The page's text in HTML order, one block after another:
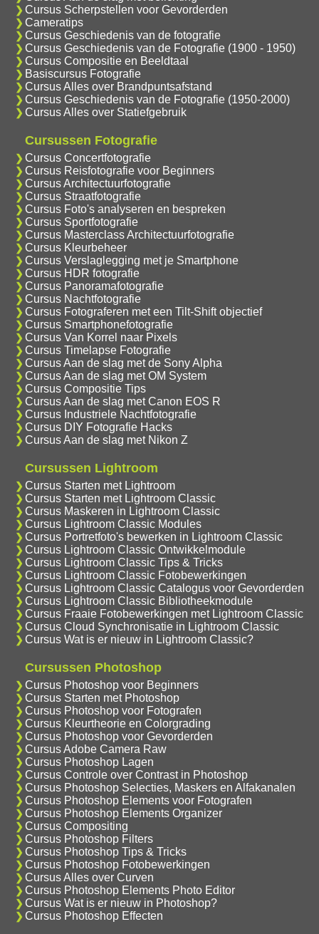
Cursus Scherpstellen voor Gevorderden
Cameratips
Cursus Geschiedenis van de fotografie
Cursus Geschiedenis van de Fotografie (1900 - 1950)
Cursus Compositie en Beeldtaal
Basiscursus Fotografie
Cursus Alles over Brandpuntsafstand
Cursus Geschiedenis van de Fotografie (1950-2000)
Cursus Alles over Statiefgebruik
Cursussen Fotografie
Cursus Concertfotografie
Cursus Reisfotografie voor Beginners
Cursus Architectuurfotografie
Cursus Straatfotografie
Cursus Foto's analyseren en bespreken
Cursus Sportfotografie
Cursus Masterclass Architectuurfotografie
Cursus Kleurbeheer
Cursus Verslaglegging met je Smartphone
Cursus HDR fotografie
Cursus Panoramafotografie
Cursus Nachtfotografie
Cursus Fotograferen met een Tilt-Shift objectief
Cursus Smartphonefotografie
Cursus Van Korrel naar Pixels
Cursus Timelapse Fotografie
Cursus Aan de slag met de Sony Alpha
Cursus Aan de slag met OM System
Cursus Compositie Tips
Cursus Aan de slag met Canon EOS R
Cursus Industriele Nachtfotografie
Cursus DIY Fotografie Hacks
Cursus Aan de slag met Nikon Z
Cursussen Lightroom
Cursus Starten met Lightroom
Cursus Starten met Lightroom Classic
Cursus Maskeren in Lightroom Classic
Cursus Lightroom Classic Modules
Cursus Portretfoto's bewerken in Lightroom Classic
Cursus Lightroom Classic Ontwikkelmodule
Cursus Lightroom Classic Tips & Tricks
Cursus Lightroom Classic Fotobewerkingen
Cursus Lightroom Classic Catalogus voor Gevorderden
Cursus Lightroom Classic Bibliotheekmodule
Cursus Fraaie Fotobewerkingen met Lightroom Classic
Cursus Cloud Synchronisatie in Lightroom Classic
Cursus Wat is er nieuw in Lightroom Classic?
Cursussen Photoshop
Cursus Photoshop voor Beginners
Cursus Starten met Photoshop
Cursus Photoshop voor Fotografen
Cursus Kleurtheorie en Colorgrading
Cursus Photoshop voor Gevorderden
Cursus Adobe Camera Raw
Cursus Photoshop Lagen
Cursus Controle over Contrast in Photoshop
Cursus Photoshop Selecties, Maskers en Alfakanalen
Cursus Photoshop Elements voor Fotografen
Cursus Photoshop Elements Organizer
Cursus Compositing
Cursus Photoshop Filters
Cursus Photoshop Tips & Tricks
Cursus Photoshop Fotobewerkingen
Cursus Alles over Curven
Cursus Photoshop Elements Photo Editor
Cursus Wat is er nieuw in Photoshop?
Cursus Photoshop Effecten